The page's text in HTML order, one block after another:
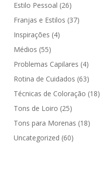
Estilo Pessoal (26)
Franjas e Estilos (37)
Inspirações (4)
Médios (55)
Problemas Capilares (4)
Rotina de Cuidados (63)
Técnicas de Coloração (18)
Tons de Loiro (25)
Tons para Morenas (18)
Uncategorized (60)